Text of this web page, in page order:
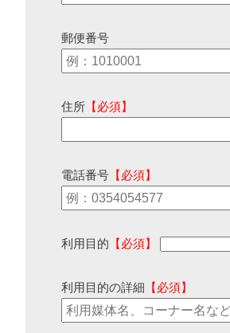
郵便番号
住所 【必須】
電話番号 【必須】
利用目的 【必須】
利用目的の詳細 【必須】